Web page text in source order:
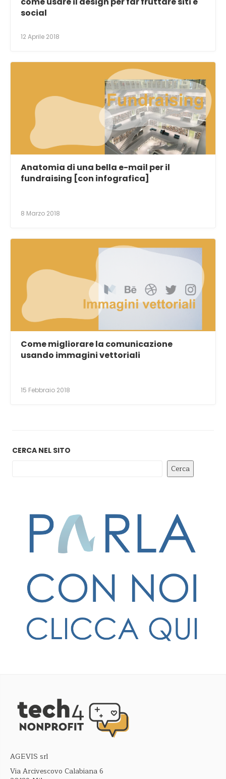
social
12 Aprile 2018
Anatomia di una bella e-mail per il
fundraising [con infografica]
8 Marzo 2018
Come migliorare la comunicazione
usando immagini vettoriali
15 Febbraio 2018
CERCA NEL SITO
Cerca
AGEVIS srl
Via Arcivescovo Calabiana 6